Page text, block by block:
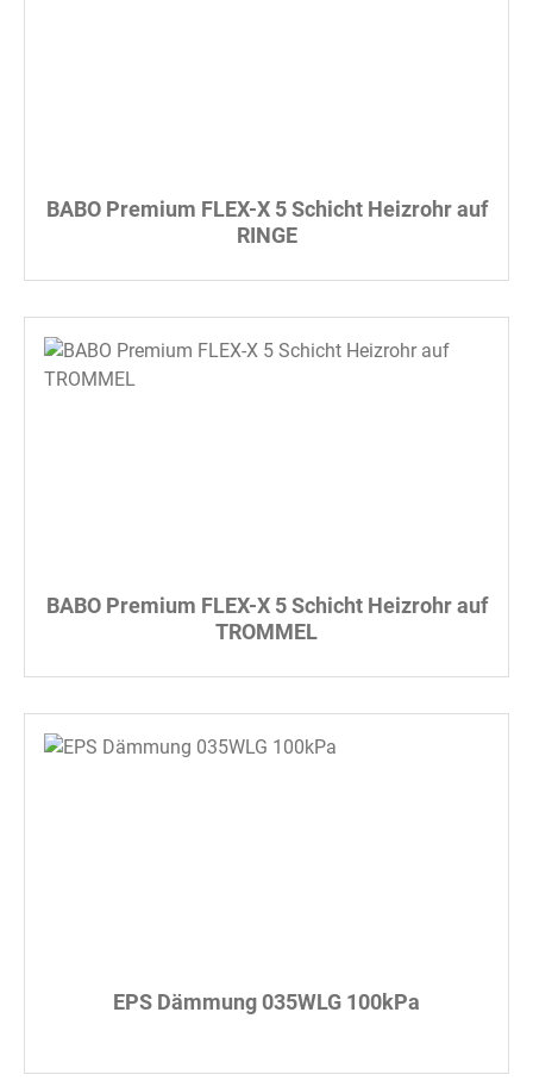
BABO Premium FLEX-X 5 Schicht Heizrohr auf
RINGE
BABO Premium FLEX-X 5 Schicht Heizrohr auf
TROMMEL
EPS Dämmung 035WLG 100kPa